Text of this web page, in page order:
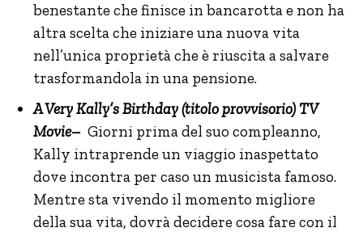
benestante che finisce in bancarotta e non ha
altra scelta che iniziare una nuova vita
nell’unica proprietà che è riuscita a salvare
trasformandola in una pensione.
A Very Kally’s Birthday (titolo provvisorio) TV
Movie– Giorni prima del suo compleanno,
Kally intraprende un viaggio inaspettato
dove incontra per caso un musicista famoso.
Mentre sta vivendo il momento migliore
della sua vita, dovrà decidere cosa fare con il